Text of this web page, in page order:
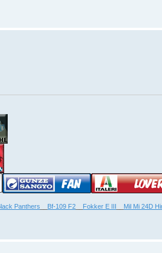
Panthers Bf-109 F2 Fokker E III Mil Mi 24D